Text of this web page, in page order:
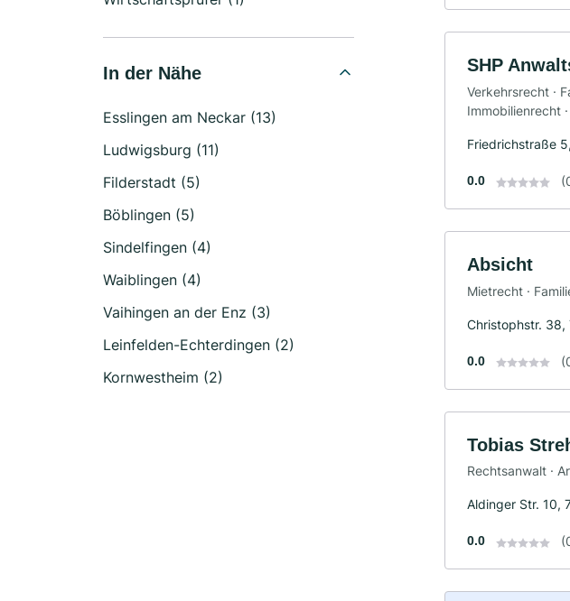
In der Nähe
Esslingen am Neckar (13)
Ludwigsburg (11)
Filderstadt (5)
Böblingen (5)
Sindelfingen (4)
Waiblingen (4)
Vaihingen an der Enz (3)
Leinfelden-Echterdingen (2)
Kornwestheim (2)
SHP
Verkehrsrecht ·
Immobilienrecht
Friedrichstraße
0.0
Absicht
Mietrecht ·
Christophstr.
0.0
Tobias
Rechtsanwalt ·
Aldinger Str. 10,
0.0